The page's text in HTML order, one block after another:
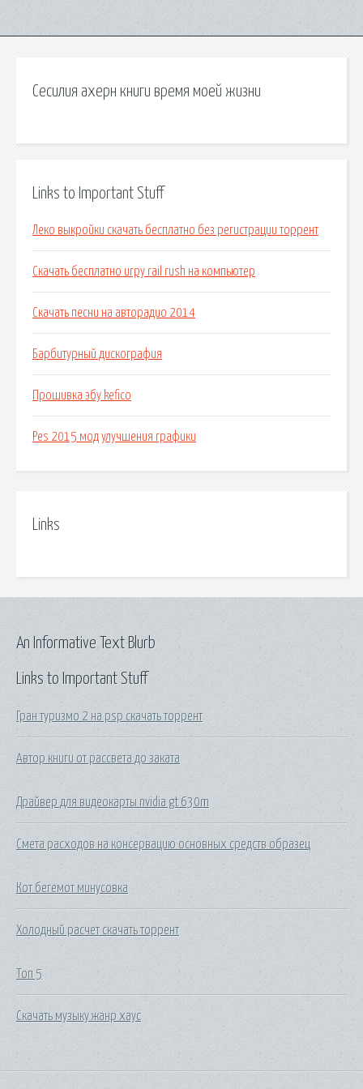
Сесилия ахерн книги время моей жизни
Links to Important Stuff
Леко выкройки скачать бесплатно без регистрации торрент
Скачать бесплатно игру rail rush на компьютер
Скачать песни на авторадио 2014
Барбитурный дискография
Прошивка эбу kefico
Pes 2015 мод улучшения графики
Links
Links to Important Stuff
Гран туризмо 2 на psp скачать торрент
Автор книги от рассвета до заката
Драйвер для видеокарты nvidia gt 630m
Смета расходов на консервацию основных средств образец
Кот бегемот минусовка
Холодный расчет скачать торрент
Топ 5
Скачать музыку жанр хаус
An Informative Text Blurb